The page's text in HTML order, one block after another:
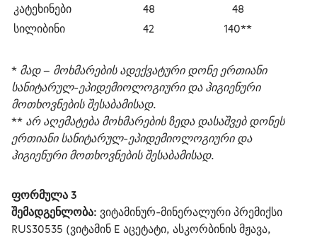
კატეხინები
48
48
სილიბინი
42 140**
* მად – მოხმარების ადექვატური დონე ერთიანი
სანიტარულ-ეპიდემიოლოგიური და ჰიგიენური
მოთხოვნების შესაბამისად.
** არ აღემატება მოხმარების ზედა დასაშვებ დონეს
ერთიანი სანიტარულ-ეპიდემიოლოგიური და
ჰიგიენური მოთხოვნების შესაბამისად.
ფორმულა 3
შემადგენლობა: ვიტამინურ-მინერალური პრემიქსი
RUS30535 (ვიტამინ Е აცეტატი, ასკორბინის მჟავა,